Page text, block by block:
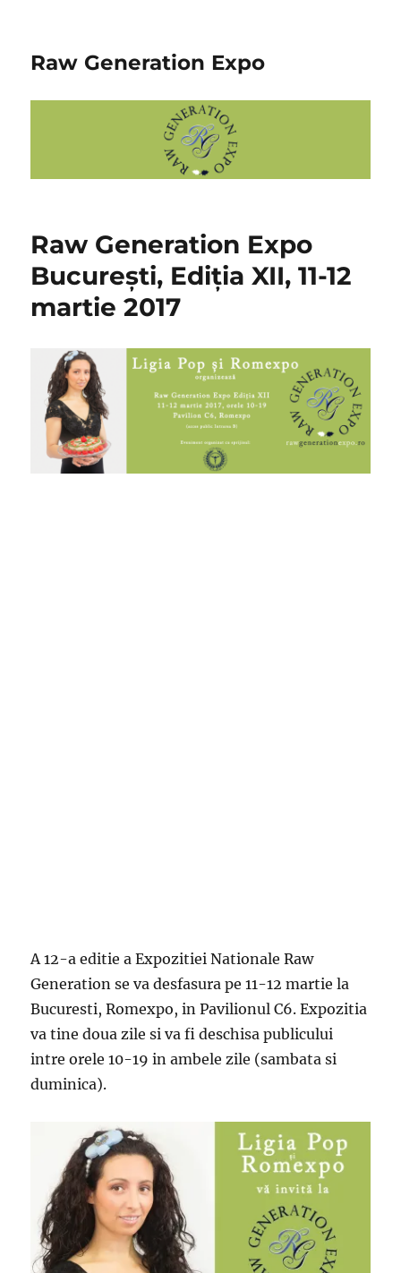
Raw Generation Expo
Raw Generation Expo
București, Ediția XII, 11-12
martie 2017
A 12-a editie a Expozitiei Nationale Raw
Generation se va desfasura pe 11-12 martie la
Bucuresti, Romexpo, in Pavilionul C6. Expozitia
va tine doua zile si va fi deschisa publicului
intre orele 10-19 in ambele zile (sambata si
duminica).